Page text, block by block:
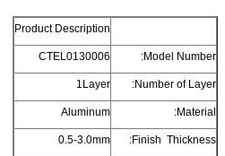
Product Description
Model Number:
CTEL0130006
Number of Layer:
1Layer
Material:
Aluminum
Finish Thickness:
0.5-3.0mm